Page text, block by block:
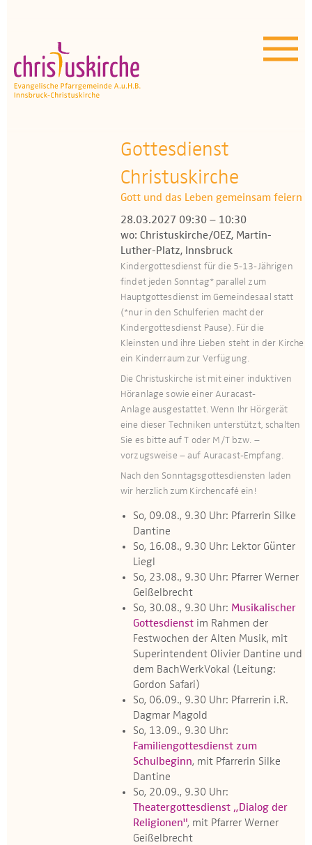
Unser Angebot
OEZ
Wissenswertes
Medien
Kontakt
Gottesdienst
Christuskirche
Gott und das Leben gemeinsam feiern
28.03.2027 09:30 – 10:30
wo: Christuskirche/OEZ, Martin-
Luther-Platz, Innsbruck
Kindergottesdienst für die 5-13-Jährigen
findet jeden Sonntag* parallel zum
Hauptgottesdienst im Gemeindesaal statt
(*nur in den Schulferien macht der
Kindergottesdienst Pause). Für die
Kleinsten und ihre Lieben steht in der Kirche
ein Kinderraum zur Verfügung.​​​
Die Christuskirche ist mit einer induktiven
Höranlage sowie einer Auracast-
Anlage ausge­stattet. Wenn Ihr Hör­gerät
eine dieser Techniken unterstützt, schalten
Sie es bitte auf T oder M/T bzw. –
vorzugsweise – auf Auracast-Empfang.
Nach den Sonntagsgottesdiensten laden
wir herzlich zum Kirchencafé ein!
So, 09.08., 9.30 Uhr: Pfarrerin Silke
Dantine
So, 16.08., 9.30 Uhr: Lektor Günter
Liegl
So, 23.08., 9.30 Uhr: Pfarrer Werner
Geißelbrecht
So, 30.08., 9.30 Uhr: Musikalischer
Gottesdienst im Rahmen der
Festwochen der Alten Musik, mit
Superintendent Olivier Dantine und
dem BachWerkVokal (Leitung:
Gordon Safari)
So, 06.09., 9.30 Uhr: Pfarrerin i.R.
Dagmar Magold
So, 13.09., 9.30 Uhr:
Familiengottesdienst zum
Schulbeginn, mit Pfarrerin Silke
Dantine
So, 20.09., 9.30 Uhr:
Theatergottesdienst „Dialog der
Religionen", mit Pfarrer Werner
Geißelbrecht